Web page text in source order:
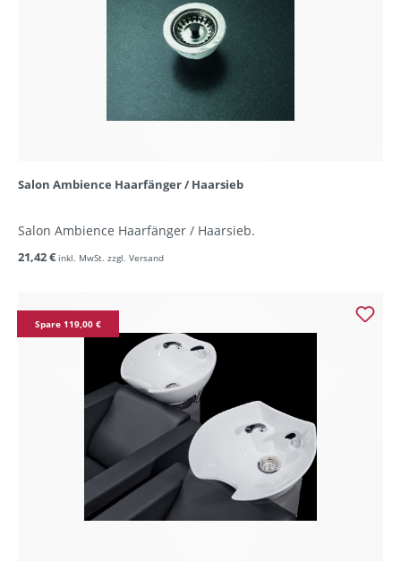
Salon Ambience Haarfänger / Haarsieb
Salon Ambience Haarfänger / Haarsieb.
21,42 € inkl. MwSt. zzgl. Versand
Spare 119,00 €